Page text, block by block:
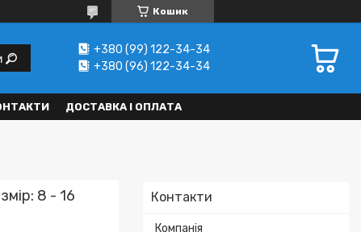
Кошик
+380 (99) 122-34-34
+380 (96) 122-34-34
ДОСТАВКА І ОПЛАТА
Контакти
8 - 16